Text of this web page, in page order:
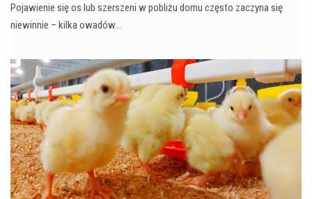
Pojawienie się os lub szerszeni w pobliżu domu często zaczyna się
niewinnie – kilka owadów…